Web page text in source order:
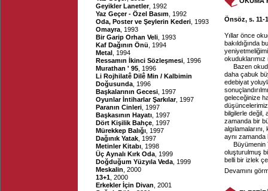
Geyikler Lanetler, 1992
Yaz Geçer - Özel Basım , 1992
Oda, Poster ve Şeylerin Kederi , 1993
Omayra , 1993
Bir Garip Orhan Veli , 1993
Kaf Dağının Önü , 1994
Metal , 1994
Ressamın İkinci Sözleşmesi , 1996
Murathan ' 95 , 1996
Li Rojhilatê Dilê Min / Kalbimin
Doğusunda , 1996
Başkalarının Gecesi , 1997
Oyunlar İntiharlar Şarkılar, 1997
Paranın Cinleri , 1997
Başkasının Hayatı , 1997
Dört Kişilik Bahçe , 1997
Mürekkep Balığı , 1997
Dağınık Yatak , 1997
Metinler Kitabı , 1998
Üç Aynalı Kırk Oda , 1999
Doğduğum Yüzyıla Veda , 1999
Meskalin , 2000
13+1 , 2000
Erkekler İçin Divan , 2001
Önsöz, s. 11-
Yıllar önce
bakıldığında
Bazen
daha çabuk
edebiyat
geleceğinize
bilgilerle değil,
zamanda bir
aynı zamanda
Büyümenin
oluşturulmuş
belli bir izlek
Devamını